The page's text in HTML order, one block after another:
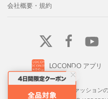
会社概要・規約
LOCONDO アプリ
靴とファッション